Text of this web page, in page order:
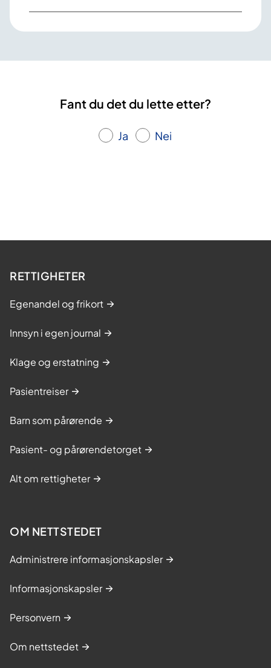
Fant du det du lette etter?
Ja Nei
RETTIGHETER
Egenandel og frikort
Innsyn i egen journal
Klage og erstatning
Pasientreiser
Barn som pårørende
Pasient- og pårørendetorget
Alt om rettigheter
OM NETTSTEDET
Administrere informasjonskapsler
Informasjonskapsler
Personvern
Om nettstedet